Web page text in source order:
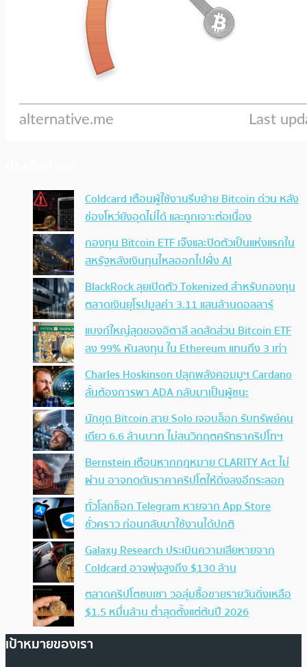
Coldcard เตือนผู้ใช้งานรีบย้าย Bitcoin ด่วน หลัง
ช่องโหว่ยังอุดไม่ได้ และถูกเจาะต่อเนื่อง
กองทุน Bitcoin ETF เจ๊งและปิดตัวเป็นแห่งแรกใน
สหรัฐหลังเงินทุนไหลออกไปฝั่ง AI
BlackRock ลุยเปิดตัว Tokenized สำหรับกองทุน
ตลาดเงินยุโรปมูลค่า 3.11 แสนล้านดอลลาร์
แบงก์ใหญ่สุดของอิตาลี ลดสัดส่วน Bitcoin ETF
ลง 99% หันลงทุน ใน Ethereum แทนถึง 3 เท่า
Charles Hoskinson ปลุกพลังคอมมูฯ Cardano
ลั่นต้องการพา ADA กลับมาเป็นผู้ชนะ
นักขุด Bitcoin สาย Solo เจอบล็อก รับทรัพย์คน
เดียว 6.6 ล้านบาท ไม่สนวิกฤตศรัทธาคริปโทฯ
Bernstein เตือนหากกฎหมาย CLARITY Act ไม่
ผ่าน อาจกดดันราคาคริปโตให้ดิ่งลงอีกระลอก
ทั่วโลกช็อก Telegram หายจาก App Store
ชั่วคราว ก่อนกลับมาใช้งานได้ปกติ
Galaxy Research ประเมินความเสียหายจาก
Coldcard อาจพุ่งสูงถึง $130 ล้าน
ตลาดคริปโตซบเซา วอลุ่มซื้อขายรายวันดิ่งเหลือ
$1.5 หมื่นล้าน ต่ำสุดตั้งแต่ต้นปี 2026
เป้าหมายของเรา